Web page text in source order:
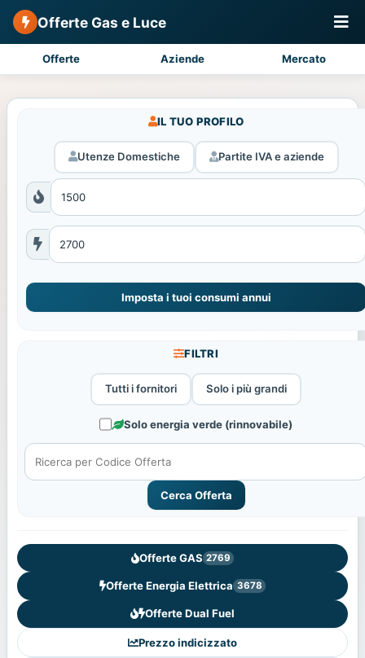
Offerte Gas e Luce
Offerte Aziende Mercato
IL TUO PROFILO
Utenze Domestiche Partite IVA e aziende
Imposta i tuoi consumi annui
FILTRI
Tutti i fornitori Solo i più grandi
Solo energia verde (rinnovabile)
Cerca Offerta
Offerte GAS 2769
Offerte Energia Elettrica 3678
Offerte Dual Fuel
Prezzo indicizzato